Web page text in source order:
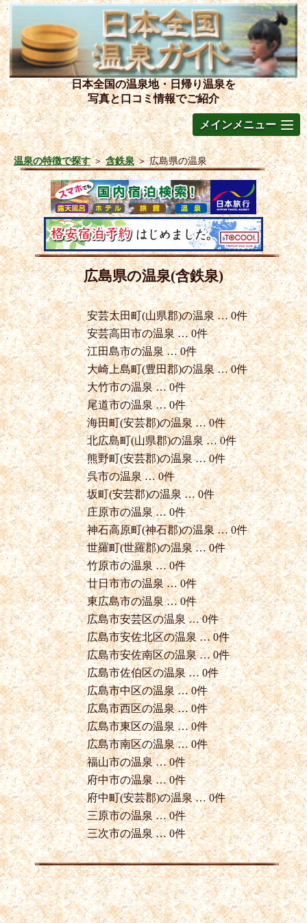
日本全国の温泉地・日帰り温泉を
写真と口コミ情報でご紹介
メインメニュー
温泉の特徴で探す＞含鉄泉＞広島県の温泉
広島県の温泉(含鉄泉)
安芸太田町(山県郡)の温泉 … 0件
安芸高田市の温泉 … 0件
江田島市の温泉 … 0件
大崎上島町(豊田郡)の温泉 … 0件
大竹市の温泉 … 0件
尾道市の温泉 … 0件
海田町(安芸郡)の温泉 … 0件
北広島町(山県郡)の温泉 … 0件
熊野町(安芸郡)の温泉 … 0件
呉市の温泉 … 0件
坂町(安芸郡)の温泉 … 0件
庄原市の温泉 … 0件
神石高原町(神石郡)の温泉 … 0件
世羅町(世羅郡)の温泉 … 0件
竹原市の温泉 … 0件
廿日市市の温泉 … 0件
東広島市の温泉 … 0件
広島市安芸区の温泉 … 0件
広島市安佐北区の温泉 … 0件
広島市安佐南区の温泉 … 0件
広島市佐伯区の温泉 … 0件
広島市中区の温泉 … 0件
広島市西区の温泉 … 0件
広島市東区の温泉 … 0件
広島市南区の温泉 … 0件
福山市の温泉 … 0件
府中市の温泉 … 0件
府中町(安芸郡)の温泉 … 0件
三原市の温泉 … 0件
三次市の温泉 … 0件